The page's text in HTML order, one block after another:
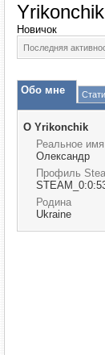
Yrikonchik
Новичок
Последняя
Обо мне
О Yrikonchik
Реальное имя
Олександр
Профиль
Родина
Ukraine